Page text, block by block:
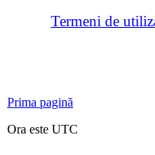
Termeni de
Prima pagină
Ora este UTC